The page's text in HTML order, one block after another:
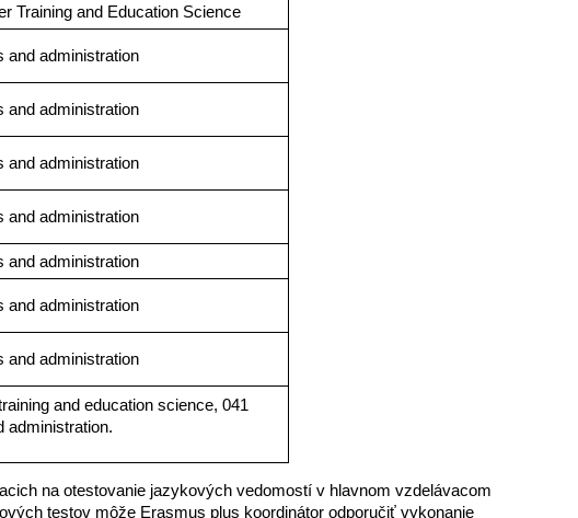
Training and Education Science
and administration
and administration
and administration
and administration
and administration
and administration
and administration
and education science, 041
administration.
na otestovanie jazykových vedomostí v hlavnom vzdelávacom
testov môže Erasmus plus koordinátor odporučiť vykonanie